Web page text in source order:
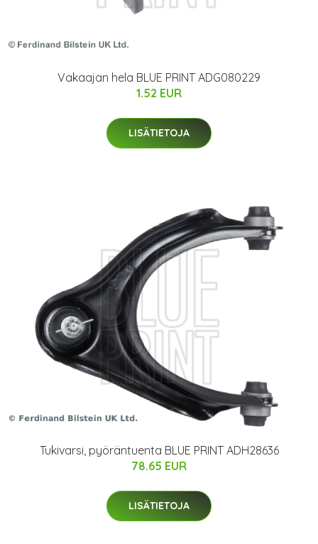
Vakaajan hela BLUE PRINT ADG080229
1.52 EUR
LISÄTIETOJA
Tukivarsi, pyöräntuenta BLUE PRINT ADH28636
78.65 EUR
LISÄTIETOJA